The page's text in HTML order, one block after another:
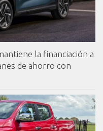
la financiación a
de ahorro con